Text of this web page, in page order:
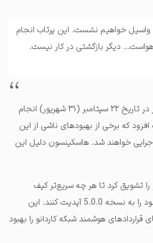
خواهیم نشست. این پرتاب انجام
دیگر بازگشتی در کار نیست.
واسیل پس از ماه‌ها انتظار در تاریخ ۲۲ سپتامبر (۳۱ شهریور) انجام
که برخی از بهبودهای ناشی از این
تاریخ ۲۷ سپتامبر اجرایی خواهند شد. هاسکینسون دلیل این
را تشویق کرد تا هر چه سریع‌تر کیف
پول‌های ددالوس (Daedalus) خود را به نسخه 5.0.0 آپدیت کنند. این
هوشمند شبکه کاردانو را بهبود